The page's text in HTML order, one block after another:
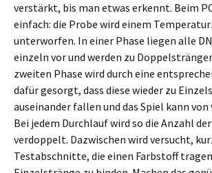
verstärkt, bis man etwas erkennt. Beim
einfach: die Probe wird einem
unterworfen. In einer Phase liegen alle
einzeln vor und werden zu
zweiten Phase wird durch eine
dafür gesorgt, dass diese wieder zu
auseinander fallen und das Spiel kann
Bei jedem Durchlauf wird so die Anzahl
verdoppelt. Dazwischen wird versucht,
Testabschnitte, die einen Farbstoff